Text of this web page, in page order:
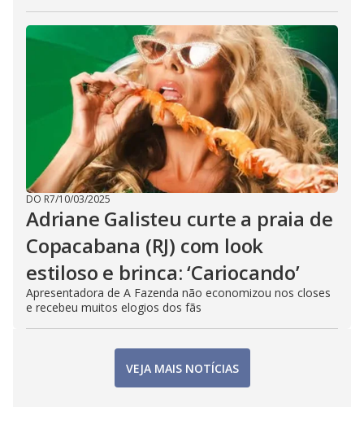
DO R7/10/03/2025
Adriane Galisteu curte a praia de
Copacabana (RJ) com look
estiloso e brinca: ‘Cariocando’
Apresentadora de A Fazenda não economizou nos closes
e recebeu muitos elogios dos fãs
VEJA MAIS NOTÍCIAS